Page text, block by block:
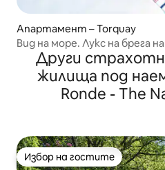
Апартамент – Torquay
Вид на море. Лукс на брега
Други
жилища под
Ronde - The
Избор на гостите
Избор на гостите